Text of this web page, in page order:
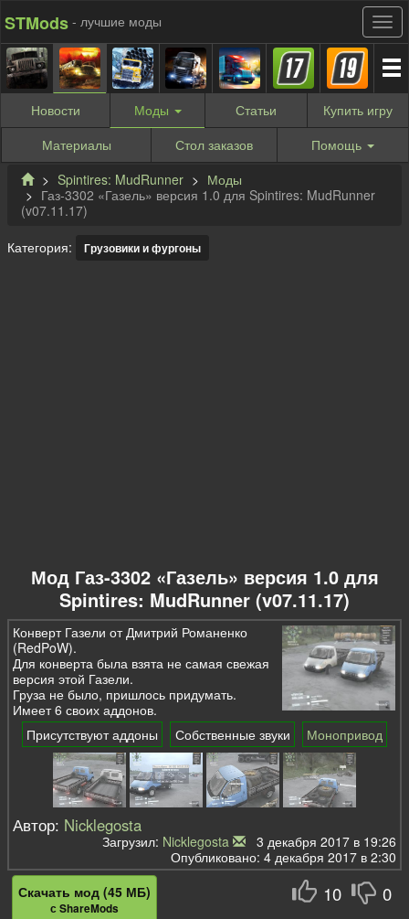
STMods - лучшие моды
Новости Моды Статьи Купить игру
Материалы
Стол заказов
Помощь
Spintires: MudRunner
Моды
Газ-3302 «Газель» версия 1.0 для Spintires: MudRunner
(v07.11.17)
Категория: Грузовики и фургоны
Мод Газ-3302 «Газель» версия 1.0 для
Spintires: MudRunner (v07.11.17)
Конверт Газели от Дмитрий Романенко
(RedPoW).
Для конверта была взята не самая свежая
версия этой Газели.
Груза не было, пришлось придумать.
Имеет 6 своих аддонов.
Присутствуют аддоны
Собственные звуки Монопривод
Автор: Nicklegosta
Загрузил: Nicklegosta
3 декабря 2017 в 19:26
Опубликовано: 4 декабря 2017 в 2:30
10 0
Скачать мод (45 МБ)
с ShareMods